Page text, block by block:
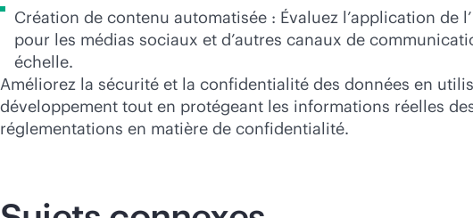
Création de contenu automatisée : Évaluez l’application
pour les médias sociaux et d’autres canaux de
échelle.
Améliorez la sécurité et la confidentialité des données en
développement tout en protégeant les informations réelles
réglementations en matière de confidentialité.